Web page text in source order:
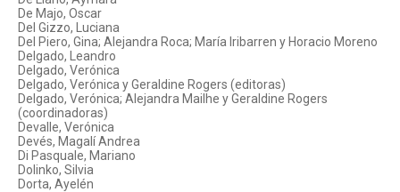
De Majo, Oscar
Del Gizzo, Luciana
Del Piero, Gina; Alejandra Roca; María Iribarren y Horacio Moreno
Delgado, Leandro
Delgado, Verónica
Delgado, Verónica y Geraldine Rogers (editoras)
Delgado, Verónica; Alejandra Mailhe y Geraldine Rogers
(coordinadoras)
Devalle, Verónica
Devés, Magalí Andrea
Di Pasquale, Mariano
Dolinko, Silvia
Dorta, Ayelén